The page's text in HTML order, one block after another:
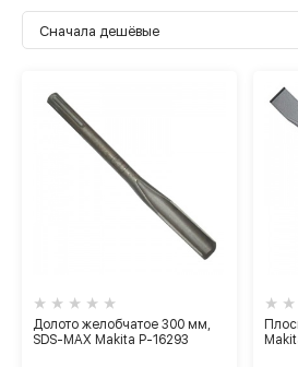
Долото желобчатое 300 мм,
SDS-MAX Makita P-16293